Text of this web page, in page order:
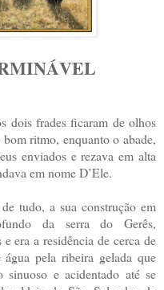
dois frades ficaram de olhos
ritmo, enquanto o abade,
enviados e rezava em alta
em nome D’Ele.
tudo, a sua construção em
da serra do Gerês,
era a residência de cerca de
pela ribeira gelada que
sinuoso e acidentado até se